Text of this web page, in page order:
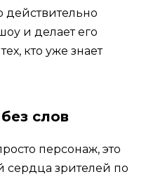
и делает его
кто уже знает
слов
персонаж, это
сердца зрителей по